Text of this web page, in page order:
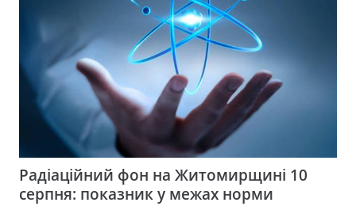
Радіаційний фон на Житомирщині 10
серпня: показник у межах норми